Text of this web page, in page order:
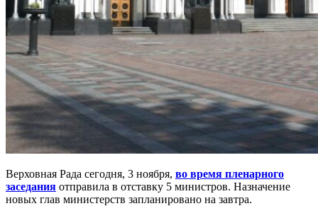
Верховная Рада сегодня, 3 ноября, во время пленарного
заседания отправила в отставку 5 министров. Назначение
новых глав министерств запланировано на завтра.